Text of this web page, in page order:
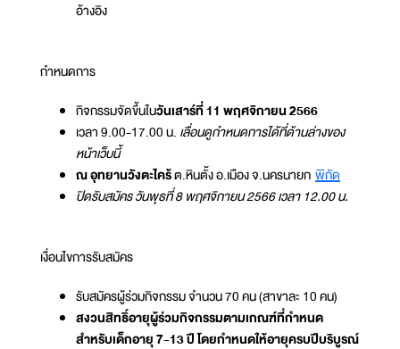
อ้างอิง
กำหนดการ
กิจกรรมจัดขึ้นในวันเสาร์ที่ 11 พฤศจิกายน 2566
เวลา 9.00-17.00 น. เลื่อนดูกำหนดการได้ที่ด้านล่างของ
หน้าเว็บนี้
ณ อุทยานวังตะไคร้ต.หินตั้ง อ.เมือง จ.นครนายก พิกัด
ปิดรับสมัคร วันพุธที่ 8 พฤศจิกายน 2566 เวลา 12.00 น.
เงื่อนไขการรับสมัคร
รับสมัครผู้ร่วมกิจกรรม จำนวน 70 คน (สาขาละ 10 คน)
สงวนสิทธิ์อายุผู้ร่วมกิจกรรมตามเกณฑ์ที่กำหนด
สำหรับเด็กอายุ 7-13 ปี โดยกำหนดให้อายุครบปีบริบูรณ์